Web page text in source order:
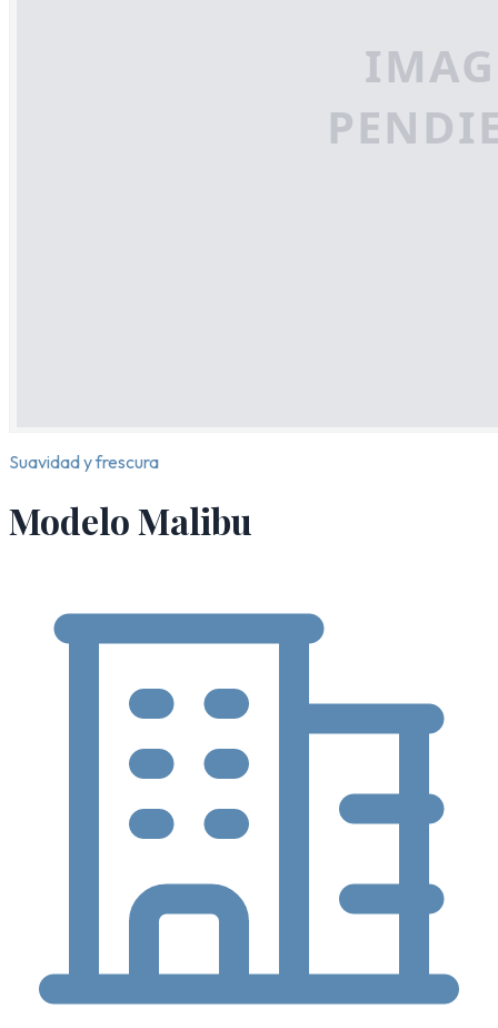
Suavidad y frescura
Modelo Malibu